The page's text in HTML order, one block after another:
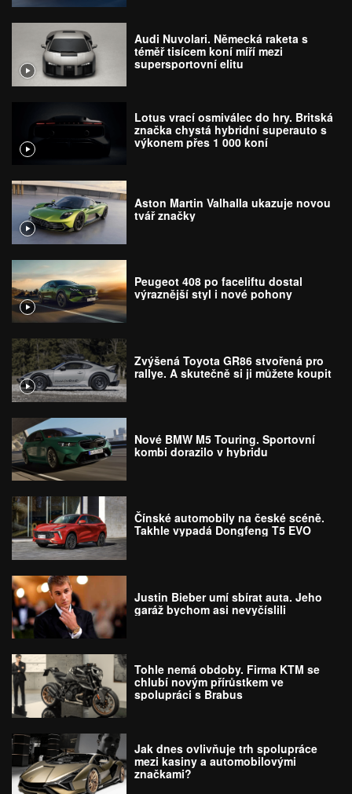
Audi Nuvolari. Německá raketa s
téměř tisícem koní míří mezi
supersportovní elitu
Lotus vrací osmiválec do hry. Britská
značka chystá hybridní superauto s
výkonem přes 1 000 koní
Aston Martin Valhalla ukazuje novou
tvář značky
Peugeot 408 po faceliftu dostal
výraznější styl i nové pohony
Zvýšená Toyota GR86 stvořená pro
rallye. A skutečně si ji můžete koupit
Nové BMW M5 Touring. Sportovní
kombi dorazilo v hybridu
Čínské automobily na české scéně.
Takhle vypadá Dongfeng T5 EVO
Justin Bieber umí sbírat auta. Jeho
garáž bychom asi nevyčíslili
Tohle nemá obdoby. Firma KTM se
chlubí novým přírůstkem ve
spolupráci s Brabus
Jak dnes ovlivňuje trh spolupráce
mezi kasiny a automobilovými
značkami?